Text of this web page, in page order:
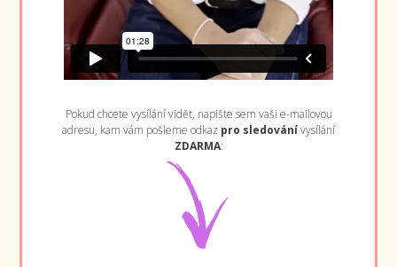
Pokud chcete vysílání vidět, napište sem vaši e-mailovou
adresu, kam vám pošleme odkaz pro sledovánívysílání
ZDARMA: